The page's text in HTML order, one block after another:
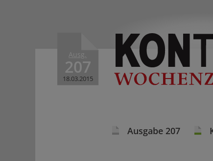
Ausg.
207
18.03.2015
Ausgabe 207